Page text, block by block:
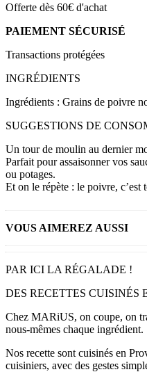
Offerte dès 60€ d'achat
PAIEMENT SÉCURISÉ
Transactions protégées
INGRÉDIENTS
Ingrédients : Grains de poivre
SUGGESTIONS DE
Un tour de moulin au dernier
Parfait pour assaisonner vos
ou potages.
Et on le répète : le poivre, c’est
VOUS AIMEREZ AUSSI
PAR ICI LA RÉGALADE !
DES RECETTES CUISINÉS
Chez MARiUS, on coupe, on
nous-mêmes chaque ingrédient.
Nos recette sont cuisinés en
cuisiniers, avec des gestes